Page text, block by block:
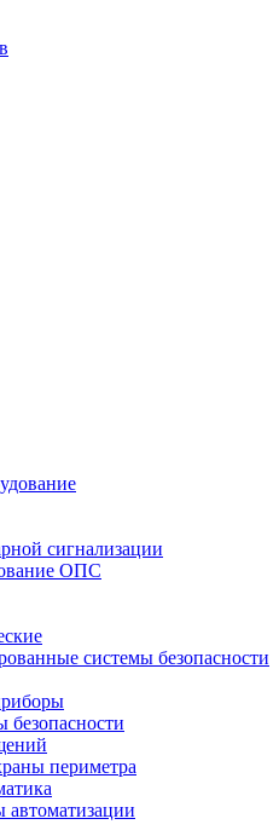
сигнализации
ОПС
системы безопасноcти
безопасности
периметра